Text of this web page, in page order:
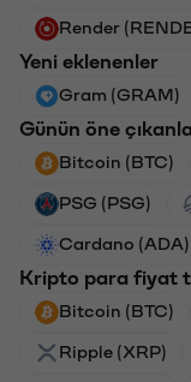
Render
Yeni eklenenler
Gram (GRAM)
Günün öne
Bitcoin (BTC)
PSG (PSG)
Cardano (ADA)
Kripto para fiyat
Bitcoin (BTC)
Ripple (XRP)